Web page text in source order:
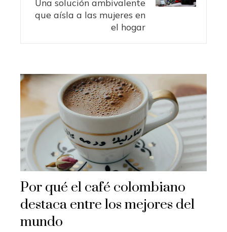
Una solución ambivalente
que aísla a las mujeres en
el hogar
Por qué el café colombiano
destaca entre los mejores del
mundo